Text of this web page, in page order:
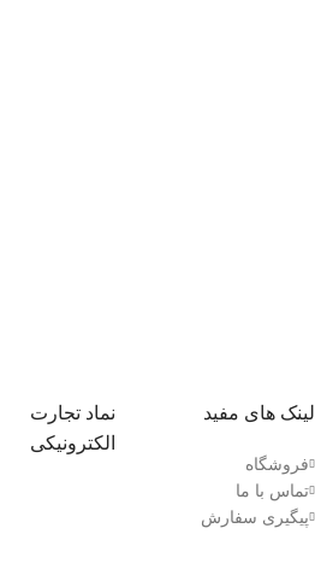
لینک های مفید
فروشگاه
تماس با ما
پیگیری سفارش
نماد تجارت
الکترونیکی